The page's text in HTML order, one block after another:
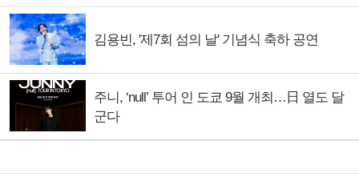
김용빈, '제7회 섬의 날' 기념식 축하 공연
주니, ‘null’ 투어 인 도쿄 9월 개최…日 열도 달
군다